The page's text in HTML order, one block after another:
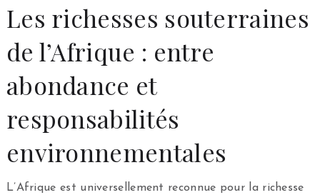
Les richesses souterraines
de l’Afrique : entre
abondance et
responsabilités
environnementales
L’Afrique est universellement reconnue pour la richesse